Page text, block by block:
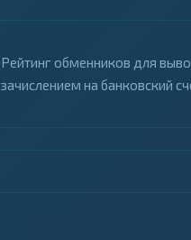
Рейтинг обменников для
зачислением на банковский